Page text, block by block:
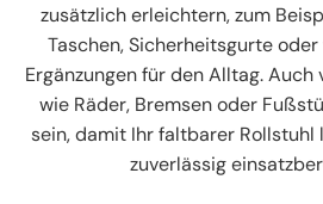
zusätzlich erleichtern, zum
Taschen, Sicherheitsgurte
Ergänzungen für den Alltag. Auch
wie Räder, Bremsen oder
sein, damit Ihr faltbarer
zuverlässig